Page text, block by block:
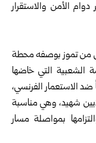
دوام الأمن والاستقرار
من تموز بوصفه محطة
الشعبية التي خاضها
الاستعمار الفرنسي،
شهيد، وهي مناسبة
بمواصلة مسار